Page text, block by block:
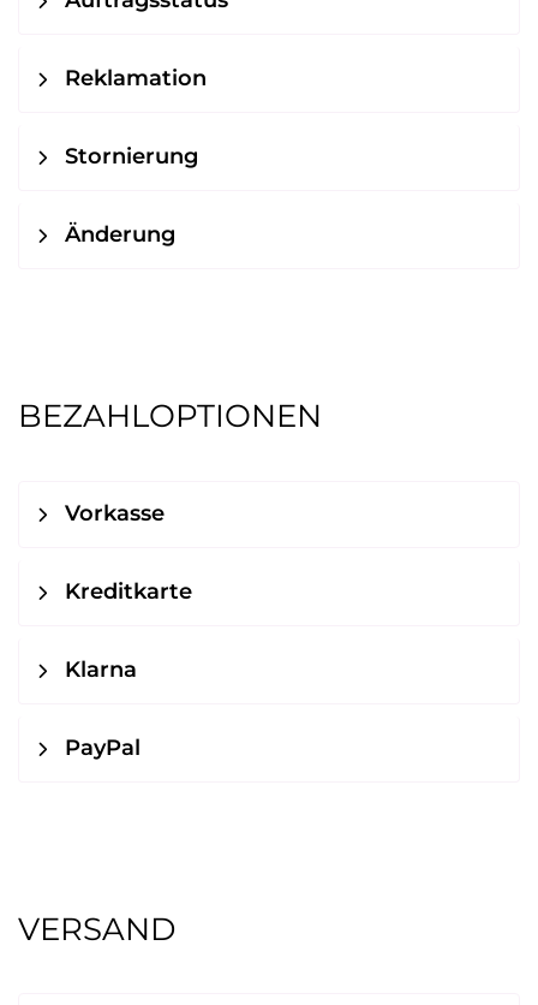
Reklamation
Stornierung
Änderung
BEZAHLOPTIONEN
Vorkasse
Kreditkarte
Klarna
PayPal
VERSAND